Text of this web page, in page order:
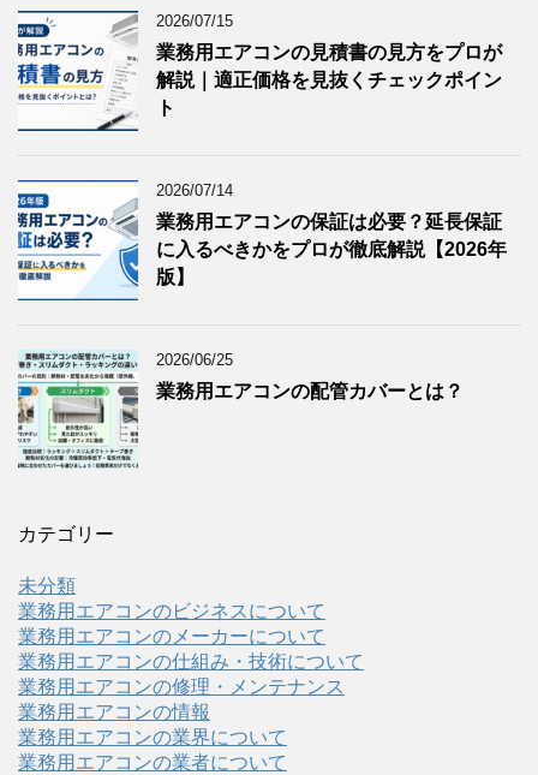
2026/07/15
業務用エアコンの見積書の見方をプロが
解説｜適正価格を見抜くチェックポイン
ト
2026/07/14
業務用エアコンの保証は必要？延長保証
に入るべきかをプロが徹底解説【2026年
版】
2026/06/25
業務用エアコンの配管カバーとは？
カテゴリー
未分類
業務用エアコンのビジネスについて
業務用エアコンのメーカーについて
業務用エアコンの仕組み・技術について
業務用エアコンの修理・メンテナンス
業務用エアコンの情報
業務用エアコンの業界について
業務用エアコンの業者について